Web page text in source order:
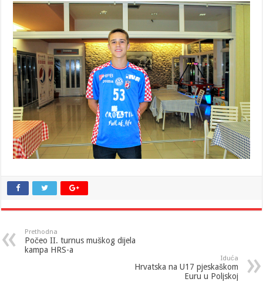
Prethodna
Počeo II. turnus muškog dijela
kampa HRS-a
Iduća
Hrvatska na U17 pjeskaškom
Euru u Poljskoj